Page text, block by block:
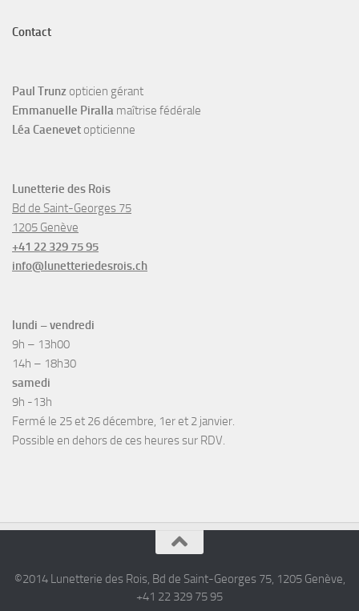
Contact
Paul Trunz opticien gérant
Emmanuelle Piralla maîtrise fédérale
Léa Caenevet opticienne
Lunetterie des Rois
Bd de Saint-Georges 75
1205 Genève
+41 22 329 75 95
info@lunetteriedesrois.ch
lundi – vendredi
9h – 13h00
14h – 18h30
samedi
9h -13h
Fermé le 25 et 26 décembre, 1er et 2 janvier.
Possible en dehors de ces heures sur RDV.
©2014 Lunetterie des Rois, Bd de Saint-Georges 75, 1205 Genève,
+41 22 329 75 95‎